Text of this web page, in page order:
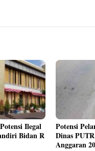
Ilegal
Bidan R
Potensi
Dinas
Anggaran